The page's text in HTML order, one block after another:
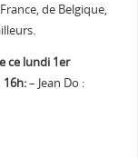
de Belgique,
ce lundi 1er
16h:– Jean Do :